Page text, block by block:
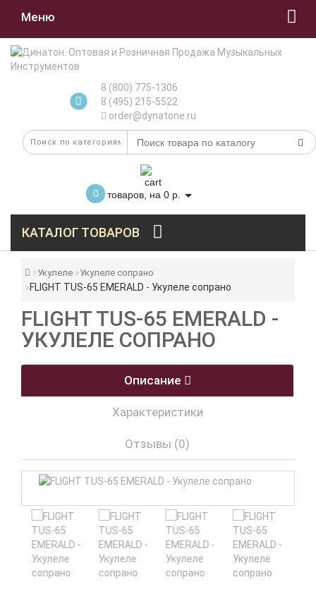
Меню
8 (800) 775-1306
8 (495) 215-5522
order@dynatone.ru
0 товаров, на 0 р.
КАТАЛОГ ТОВАРОВ
Укулеле Укулеле сопрано
FLIGHT TUS-65 EMERALD - Укулеле сопрано
FLIGHT TUS-65 EMERALD -
УКУЛЕЛЕ СОПРАНО
Описание
Характеристики
Отзывы (0)